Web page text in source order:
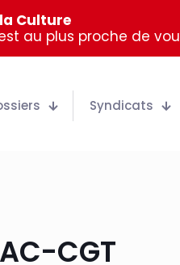
Culture
au plus proche de
Syndicats
CGT